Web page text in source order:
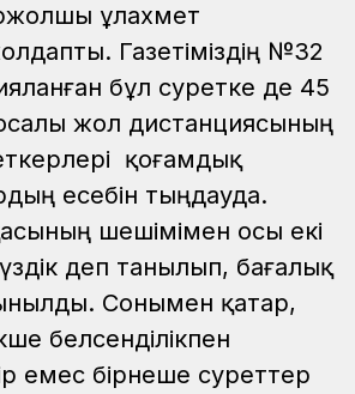
Құлахмет
Газетіміздің №32
бұл суретке де 45
жол дистанциясының
қоғамдық
есебін тыңдауда.
шешімімен осы екі
деп танылып, бағалық
Сонымен қатар,
белсенділікпен
емес бірнеше суреттер